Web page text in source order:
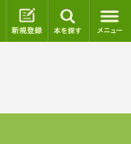
ログイン 新規登録